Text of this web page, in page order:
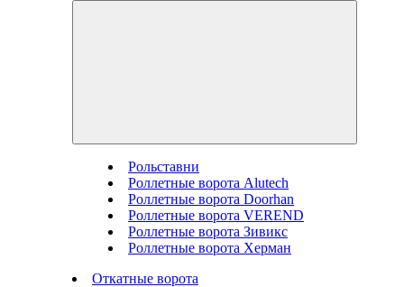
Рольставни
Роллетные ворота Alutech
Роллетные ворота Doorhan
Роллетные ворота VEREND
Роллетные ворота Зивикс
Роллетные ворота Херман
Откатные ворота